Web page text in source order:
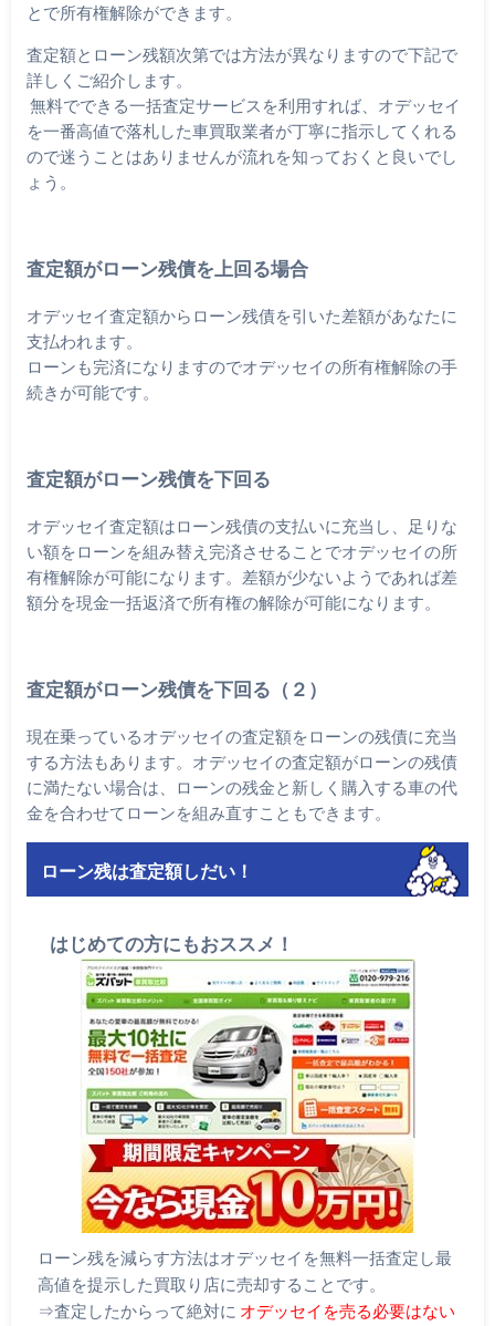
とで所有権解除ができます。
査定額とローン残額次第では方法が異なりますので下記で
詳しくご紹介します。
無料でできる一括査定サービスを利用すれば、オデッセイ
を一番高値で落札した車買取業者が丁寧に指示してくれる
ので迷うことはありませんが流れを知っておくと良いでし
ょう。
査定額がローン残債を上回る場合
オデッセイ査定額からローン残債を引いた差額があなたに
支払われます。
ローンも完済になりますのでオデッセイの所有権解除の手
続きが可能です。
査定額がローン残債を下回る
オデッセイ査定額はローン残債の支払いに充当し、足りな
い額をローンを組み替え完済させることでオデッセイの所
有権解除が可能になります。差額が少ないようであれば差
額分を現金一括返済で所有権の解除が可能になります。
査定額がローン残債を下回る（２）
現在乗っているオデッセイの査定額をローンの残債に充当
する方法もあります。オデッセイの査定額がローンの残債
に満たない場合は、ローンの残金と新しく購入する車の代
金を合わせてローンを組み直すこともできます。
ローン残は査定額しだい！
はじめての方にもおススメ！
ローン残を減らす方法はオデッセイを無料一括査定し最
高値を提示した買取り店に売却することです。
⇒査定したからって絶対に オデッセイを売る必要はない